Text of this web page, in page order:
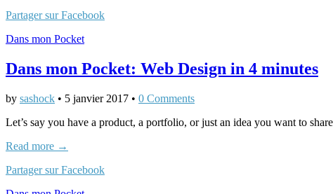
Partager sur Facebook
Dans mon Pocket
Dans mon Pocket: Web Design in 4 minutes
by sashock • 5 janvier 2017 • 0 Comments
Let’s say you have a product, a portfolio, or just an idea you want to
Read more →
Partager sur Facebook